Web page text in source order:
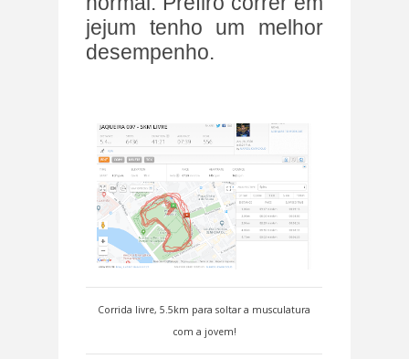
jejum tenho um melhor
desempenho.
Corrida livre, 5.5km para soltar a musculatura
com a jovem!